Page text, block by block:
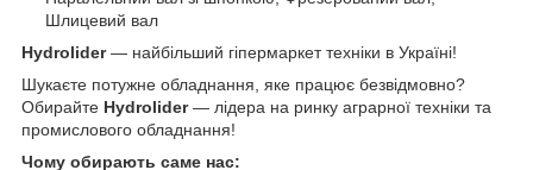
Шлицевий вал
Hydrolider— найбільший гіпермаркет техніки в Україні!
Шукаєте потужне обладнання, яке працює безвідмовно?
Обирайте Hydrolider— лідера на ринку аграрної техніки та
промислового обладнання!
Чому обирають саме нас: